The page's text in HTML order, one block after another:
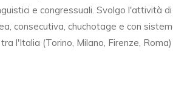
e congressuali. Svolgo l'attività
consecutiva, chuchotage e con
l'Italia (Torino, Milano, Firenze,